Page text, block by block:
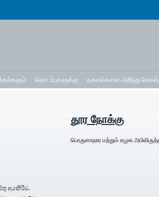
தொடர்புகளுக்கு தகவல்களை அறிந்து
අයකිරීම.
தூர நோக்கு
பொருளாதார மற்றும் சமுக